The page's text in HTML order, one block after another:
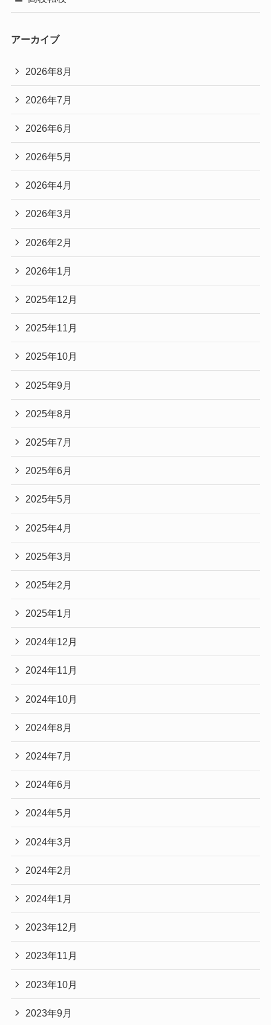
アーカイブ
2026年8月
2026年7月
2026年6月
2026年5月
2026年4月
2026年3月
2026年2月
2026年1月
2025年12月
2025年11月
2025年10月
2025年9月
2025年8月
2025年7月
2025年6月
2025年5月
2025年4月
2025年3月
2025年2月
2025年1月
2024年12月
2024年11月
2024年10月
2024年8月
2024年7月
2024年6月
2024年5月
2024年3月
2024年2月
2024年1月
2023年12月
2023年11月
2023年10月
2023年9月